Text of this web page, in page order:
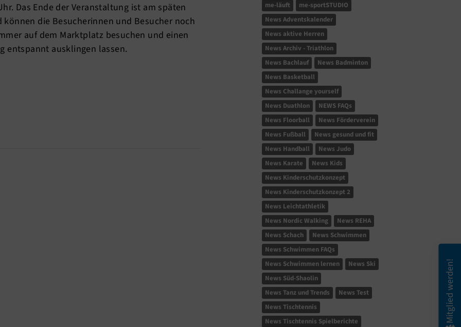
Das Ende der Veranstaltung ist am späten
die Besucherinnen und Besucher noch
auf dem Marktplatz besuchen und einen
entspannt ausklingen lassen.
me-läuft
me-sportSTUDIO
News Adventskalender
News aktive Herren
News Archiv - Triathlon
News Bachlauf
News Badminton
News Basketball
News Challange yourself
News Duathlon
NEWS FAQs
News Floorball
News Förderverein
News Fußball
News gesund und fit
News Handball
News Judo
News Karate
News Kids
News Kinderschutzkonzept
News Kinderschutzkonzept 2
News Leichtathletik
News Nordic Walking
News REHA
News Schach
News Schwimmen
News Schwimmen FAQs
News Schwimmen lernen
News Ski
News Süd-Shaolin
News Tanz und Trends
News Test
News Tischtennis
News Tischtennis Spielberichte
Mitglied werden!